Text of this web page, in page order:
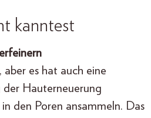
kanntest
es hat auch eine
Hauterneuerung
den Poren ansammeln. Das